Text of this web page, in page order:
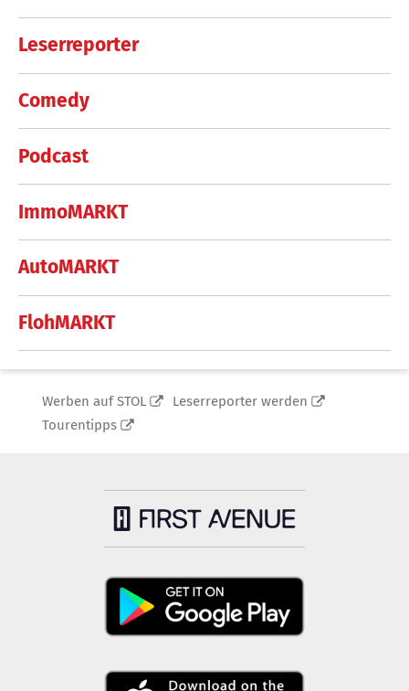
Leserreporter
Comedy
Podcast
ImmoMARKT
AutoMARKT
FlohMARKT
Werben auf STOL
Leserreporter werden
Tourentipps